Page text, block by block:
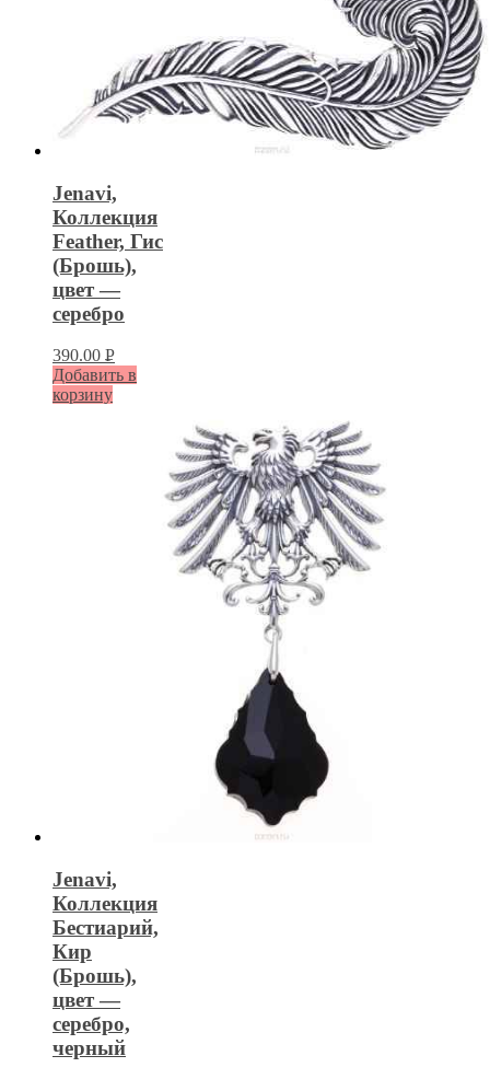
Jenavi,
Коллекция
Feather, Гис
(Брошь),
цвет —
серебро
390.00 Р
УБ.
Добавить в
корзину
Jenavi,
Коллекция
Бестиарий,
Кир
(Брошь),
цвет —
серебро,
черный